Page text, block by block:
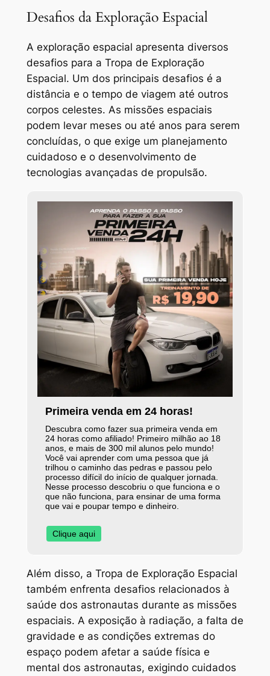
Desafios da Exploração Espacial
A exploração espacial apresenta diversos
desafios para a Tropa de Exploração
Espacial. Um dos principais desafios é a
distância e o tempo de viagem até outros
corpos celestes. As missões espaciais
podem levar meses ou até anos para serem
concluídas, o que exige um planejamento
cuidadoso e o desenvolvimento de
tecnologias avançadas de propulsão.
Primeira venda em 24 horas!
Descubra como fazer sua primeira venda em
24 horas como afiliado! Primeiro milhão ao 18
anos, e mais de 300 mil alunos pelo mundo!
Você vai aprender com uma pessoa que já
trilhou o caminho das pedras e passou pelo
processo difícil do início de qualquer jornada.
Nesse processo descobriu o que funciona e o
que não funciona, para ensinar de uma forma
que vai e poupar tempo e dinheiro.
Clique aqui
Além disso, a Tropa de Exploração Espacial
também enfrenta desafios relacionados à
saúde dos astronautas durante as missões
espaciais. A exposição à radiação, a falta de
gravidade e as condições extremas do
espaço podem afetar a saúde física e
mental dos astronautas, exigindo cuidados